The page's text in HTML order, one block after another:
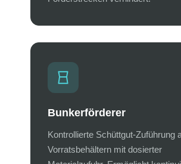
Bunkerförderer
Kontrollierte Schüttgut-Zuführung
Vorratsbehältern mit dosierter